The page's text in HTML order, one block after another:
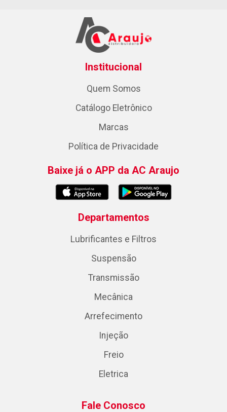
Institucional
Quem Somos
Catálogo Eletrônico
Marcas
Política de Privacidade
Baixe já o APP da AC Araujo
Departamentos
Lubrificantes e Filtros
Suspensão
Transmissão
Mecânica
Arrefecimento
Injeção
Freio
Eletrica
Fale Conosco